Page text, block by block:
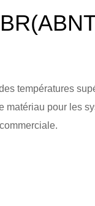
températures
matériau pour les